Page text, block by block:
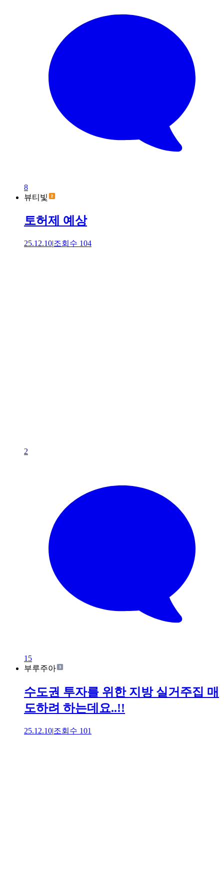
8
뷰티빛
토허제 예상
25.12.10|조회수 104
2
15
부루주아
수도권 투자를 위한 지방 실거주집 매
도하려 하는데요..!!
25.12.10|조회수 101